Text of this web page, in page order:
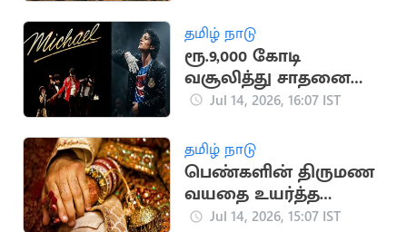
தமிழ் நாடு
ரூ.9,000 கோடி
வசூலித்து சாதனை
படைத்த மைக்கேல்
Jul 14, 2026, 16:07 IST
தமிழ் நாடு
பெண்களின் திருமண
வயதை உயர்த்த
மத்திய அரசு
Jul 14, 2026, 15:07 IST